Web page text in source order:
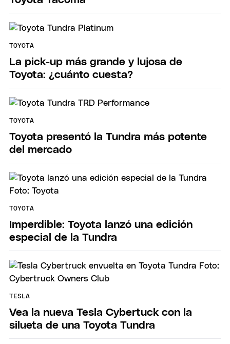
TOYOTA
La pick-up más grande y lujosa de
Toyota: ¿cuánto cuesta?
TOYOTA
Toyota presentó la Tundra más potente
del mercado
TOYOTA
Imperdible: Toyota lanzó una edición
especial de la Tundra
TESLA
Vea la nueva Tesla Cybertuck con la
silueta de una Toyota Tundra